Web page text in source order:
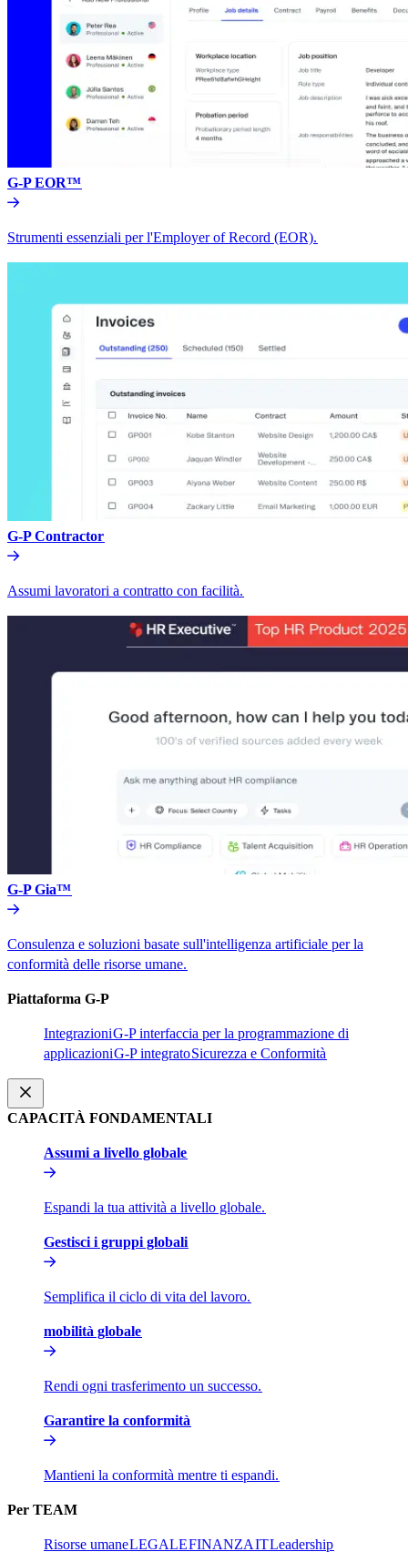
G-P EOR™​​
Strumenti essenziali per l'Employer of Record (EOR).​​
G-P Contractor​​
Assumi lavoratori a contratto con facilità.​​
G-P Gia™​​
Consulenza e soluzioni basate sull'intelligenza artificiale per la
conformità delle risorse umane.​​
Piattaforma G-P​​
Integrazioni​​G-P interfaccia per la programmazione di
applicazioni​​G-P integrato​​Sicurezza e Conformità​​
CAPACITÀ FONDAMENTALI​​
Assumi a livello globale​​
Espandi la tua attività a livello globale.​​
Gestisci i gruppi globali​​
Semplifica il ciclo di vita del lavoro.​​
mobilità globale​​
Rendi ogni trasferimento un successo.​​
Garantire la conformità​​
Mantieni la conformità mentre ti espandi.​​
Per TEAM​​
Risorse umane​​LEGALE​​FINANZA​​IT​​Leadership​​